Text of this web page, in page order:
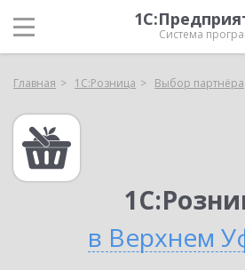
Система
Главная 1С:Розница Выбор партнёра
в Верхнем